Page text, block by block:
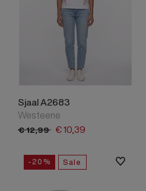
Sjaal A2683
Westeene
€12,99 €10,39
-20% Sale